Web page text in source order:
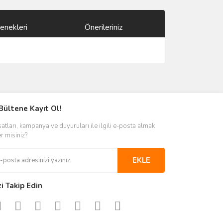
Önerileriniz
Kayıt Ol!
kampanya ve duyuruları ile ilgili e-posta almak
misiniz?
EKLE
Takip Edin